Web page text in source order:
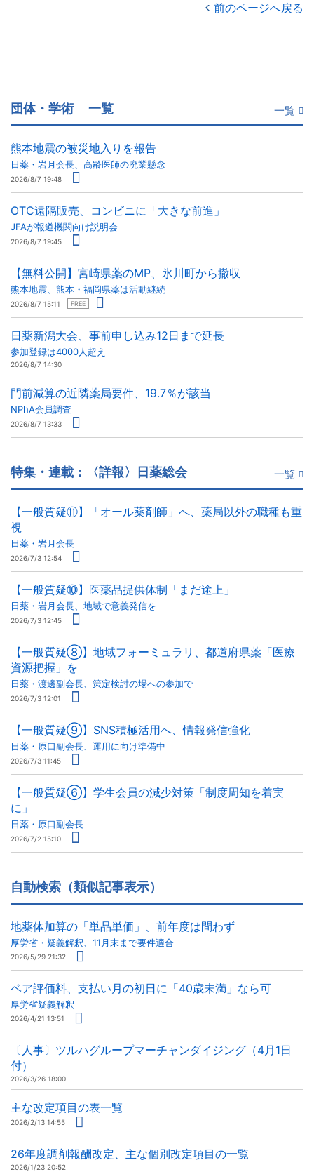
前のページへ戻る
団体・学術 一覧 一覧
熊本地震の被災地入りを報告
日薬・岩月会長、高齢医師の廃業懸念
2026/8/7 19:48
OTC遠隔販売、コンビニに「大きな前進」
JFAが報道機関向け説明会
2026/8/7 19:45
【無料公開】宮崎県薬のMP、氷川町から撤収
熊本地震、熊本・福岡県薬は活動継続
2026/8/7 15:11 FREE
日薬新潟大会、事前申し込み12日まで延長
参加登録は4000人超え
2026/8/7 14:30
門前減算の近隣薬局要件、19.7％が該当
NPhA会員調査
2026/8/7 13:33
特集・連載：〈詳報〉日薬総会 一覧
【一般質疑⑪】「オール薬剤師」へ、薬局以外の職種も重
視
日薬・岩月会長
2026/7/3 12:54
【一般質疑⑩】医薬品提供体制「まだ途上」
日薬・岩月会長、地域で意義発信を
2026/7/3 12:45
【一般質疑⑧】地域フォーミュラリ、都道府県薬「医療
資源把握」を
日薬・渡邊副会長、策定検討の場への参加で
2026/7/3 12:01
【一般質疑⑨】SNS積極活用へ、情報発信強化
日薬・原口副会長、運用に向け準備中
2026/7/3 11:45
【一般質疑⑥】学生会員の減少対策「制度周知を着実
に」
日薬・原口副会長
2026/7/2 15:10
自動検索（類似記事表示）
地薬体加算の「単品単価」、前年度は問わず
厚労省・疑義解釈、11月末まで要件適合
2026/5/29 21:32
ベア評価料、支払い月の初日に「40歳未満」なら可
厚労省疑義解釈
2026/4/21 13:51
〔人事〕ツルハグループマーチャンダイジング（4月1日
付）
2026/3/26 18:00
主な改定項目の表一覧
2026/2/13 14:55
26年度調剤報酬改定、主な個別改定項目の一覧
2026/1/23 20:52